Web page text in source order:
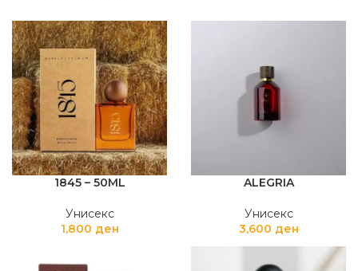
1845 – 50ML
Унисекс
1,800 ден
ALEGRIA
Унисекс
3,600 ден